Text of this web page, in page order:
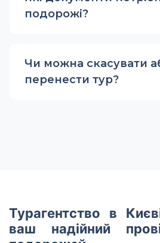
подорожі?
Чи можна скасувати
перенести тур?
Турагентство в
ваш надійний